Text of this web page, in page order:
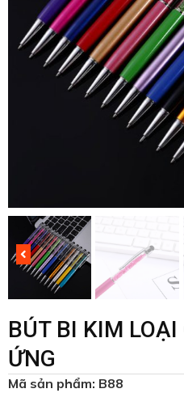
BÚT BI KIM
ỨNG
Mã sản phẩm: B88